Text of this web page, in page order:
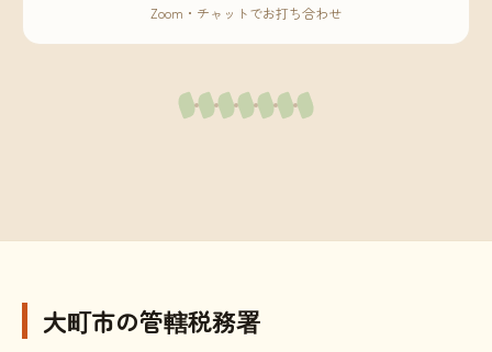
Zoom・チャットでお打ち合わせ
大町市の管轄税務署